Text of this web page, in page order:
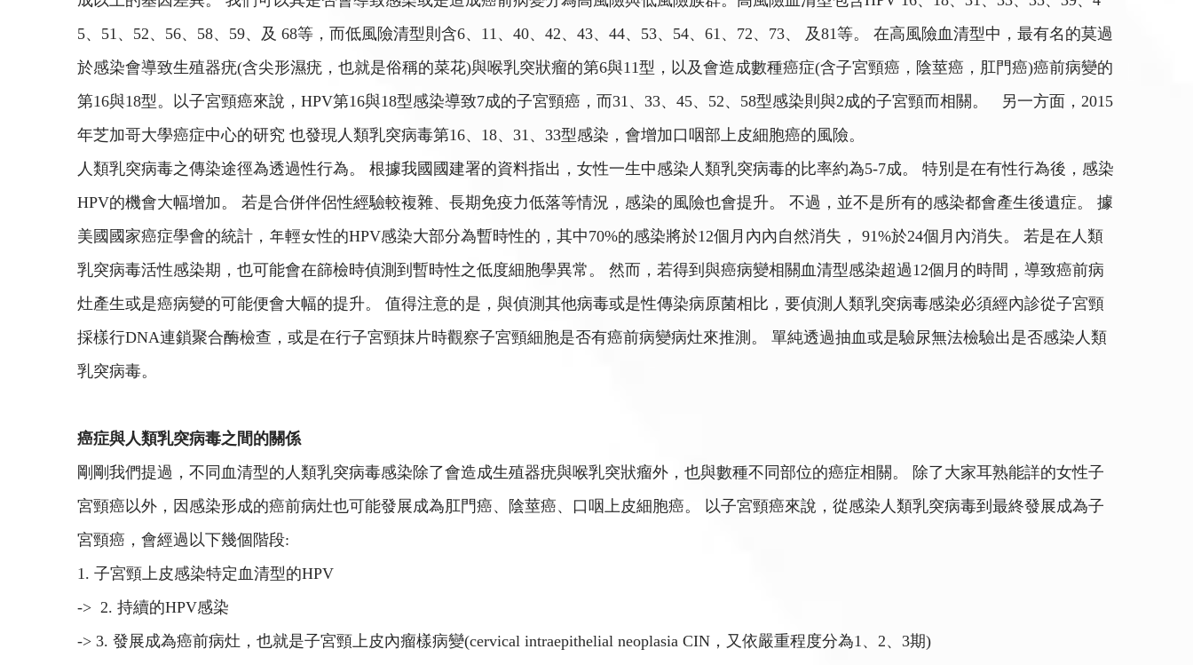
5、51、52、56、58、59、及 68等，而低風險清型則含6、11、40、42、43、44、53、54、61、72、73、 及81等。 在高風險血清型中，最有名的莫過
於感染會導致生殖器疣(含尖形濕疣，也就是俗稱的菜花)與喉乳突狀瘤的第6與11型，以及會造成數種癌症(含子宮頸癌，陰莖癌，肛門癌)癌前病變的
第16與18型。以子宮頸癌來說，HPV第16與18型感染導致7成的子宮頸癌，而31、33、45、52、58型感染則與2成的子宮頸而相關。 另一方面，2015
年芝加哥大學癌症中心的研究 也發現人類乳突病毒第16、18、31、33型感染，會增加口咽部上皮細胞癌的風險。
人類乳突病毒之傳染途徑為透過性行為。 根據我國國建署的資料指出，女性一生中感染人類乳突病毒的比率約為5-7成。 特別是在有性行為後，感染
HPV的機會大幅增加。 若是合併伴侶性經驗較複雜、長期免疫力低落等情況，感染的風險也會提升。 不過，並不是所有的感染都會產生後遺症。 據
美國國家癌症學會的統計，年輕女性的HPV感染大部分為暫時性的，其中70%的感染將於12個月內內自然消失， 91%於24個月內消失。 若是在人類
乳突病毒活性感染期，也可能會在篩檢時偵測到暫時性之低度細胞學異常。 然而，若得到與癌病變相關血清型感染超過12個月的時間，導致癌前病
灶產生或是癌病變的可能便會大幅的提升。 值得注意的是，與偵測其他病毒或是性傳染病原菌相比，要偵測人類乳突病毒感染必須經內診從子宮頸
採樣行DNA連鎖聚合酶檢查，或是在行子宮頸抹片時觀察子宮頸細胞是否有癌前病變病灶來推測。 單純透過抽血或是驗尿無法檢驗出是否感染人類
乳突病毒。
癌症與人類乳突病毒之間的關係
剛剛我們提過，不同血清型的人類乳突病毒感染除了會造成生殖器疣與喉乳突狀瘤外，也與數種不同部位的癌症相關。 除了大家耳熟能詳的女性子
宮頸癌以外，因感染形成的癌前病灶也可能發展成為肛門癌、陰莖癌、口咽上皮細胞癌。 以子宮頸癌來說，從感染人類乳突病毒到最終發展成為子
宮頸癌，會經過以下幾個階段:
1. 子宮頸上皮感染特定血清型的HPV
-> 2. 持續的HPV感染
-> 3. 發展成為癌前病灶，也就是子宮頸上皮內瘤樣病變(cervical intraepithelial neoplasia CIN，又依嚴重程度分為1、2、3期)